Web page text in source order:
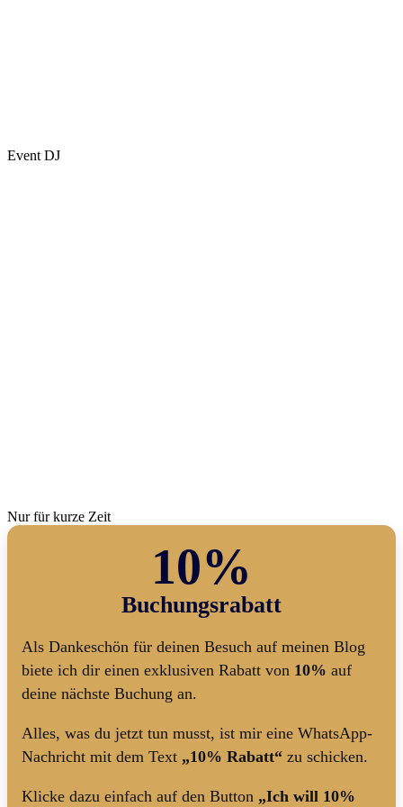
Event DJ
Nur für kurze Zeit
10%
Buchungsrabatt
Als Dankeschön für deinen Besuch auf meinen Blog
biete ich dir einen exklusiven Rabatt von 10% auf
deine nächste Buchung an.
Alles, was du jetzt tun musst, ist mir eine WhatsApp-
Nachricht mit dem Text „10% Rabatt“ zu schicken.
Klicke dazu einfach auf den Button „Ich will 10%